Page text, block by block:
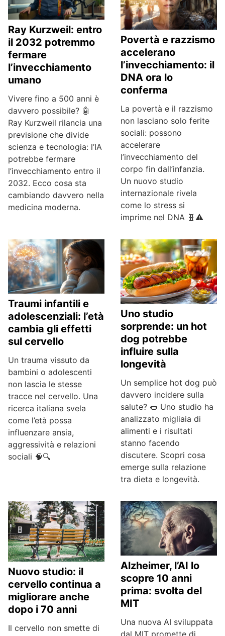
Ray Kurzweil: entro
il 2032 potremmo
fermare
l’invecchiamento
umano
Vivere fino a 500 anni è
davvero possibile? 🤖
Ray Kurzweil rilancia una
previsione che divide
scienza e tecnologia: l’IA
potrebbe fermare
l’invecchiamento entro il
2032. Ecco cosa sta
cambiando davvero nella
medicina moderna.
Povertà e razzismo
accelerano
l’invecchiamento: il
DNA ora lo
conferma
La povertà e il razzismo
non lasciano solo ferite
sociali: possono
accelerare
l’invecchiamento del
corpo fin dall’infanzia.
Un nuovo studio
internazionale rivela
come lo stress si
imprime nel DNA 🧬⚠️
Traumi infantili e
adolescenziali: l’età
cambia gli effetti
sul cervello
Un trauma vissuto da
bambini o adolescenti
non lascia le stesse
tracce nel cervello. Una
ricerca italiana svela
come l’età possa
influenzare ansia,
aggressività e relazioni
sociali 🧠🔍
Uno studio
sorprende: un hot
dog potrebbe
influire sulla
longevità
Un semplice hot dog può
davvero incidere sulla
salute? 🌭 Uno studio ha
analizzato migliaia di
alimenti e i risultati
stanno facendo
discutere. Scopri cosa
emerge sulla relazione
tra dieta e longevità.
Nuovo studio: il
cervello continua a
migliorare anche
dopo i 70 anni
Il cervello non smette di
Alzheimer, l’AI lo
scopre 10 anni
prima: svolta del
MIT
Una nuova AI sviluppata